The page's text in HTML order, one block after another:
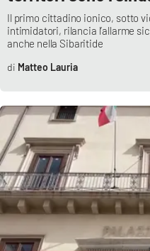
Il primo cittadino ionico, sotto
intimidatori, rilancia l’allarme
anche nella Sibaritide
Matteo Lauria